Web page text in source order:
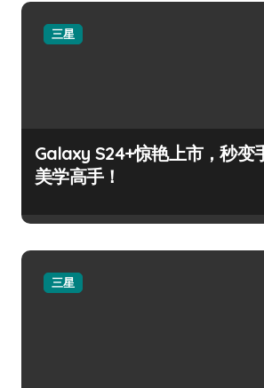
三星
Galaxy S24+惊艳上市，秒变
美学高手！
三星